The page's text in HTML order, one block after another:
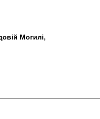
Могилі,